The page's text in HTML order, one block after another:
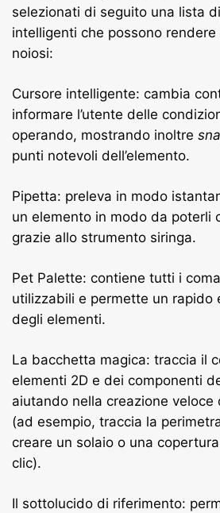
selezionati di seguito una lista
intelligenti che possono
noiosi:
Cursore intelligente: cambia
informare l’utente delle
operando, mostrando inoltre
punti notevoli dell’elemento.
Pipetta: preleva in modo
un elemento in modo da poterli
grazie allo strumento siringa.
Pet Palette: contiene tutti i
utilizzabili e permette un rapido
degli elementi.
La bacchetta magica: traccia il
elementi 2D e dei componenti
aiutando nella creazione veloce
(ad esempio, traccia la
creare un solaio o una
clic).
Il sottolucido di riferimento: